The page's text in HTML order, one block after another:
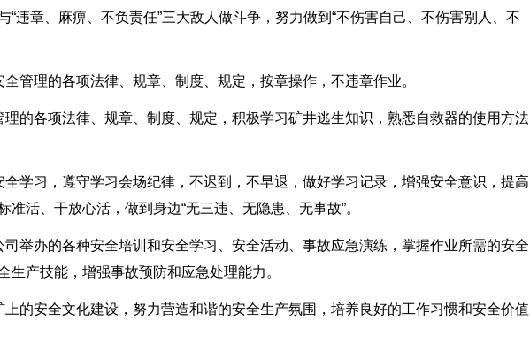
“违章、麻痹、不负责任”三大敌人做斗争，努力做到“不伤害自己、不伤害别人、不
管理的各项法律、规章、制度、规定，按章操作，不违章作业。
理的各项法律、规章、制度、规定，积极学习矿井逃生知识，熟悉自救器的使用方法
全学习，遵守学习会场纪律，不迟到，不早退，做好学习记录，增强安全意识，提高
准活、干放心活，做到身边“无三违、无隐患、无事故”。
司举办的各种安全培训和安全学习、安全活动、事故应急演练，掌握作业所需的安全
生产技能，增强事故预防和应急处理能力。
上的安全文化建设，努力营造和谐的安全生产氛围，培养良好的工作习惯和安全价值